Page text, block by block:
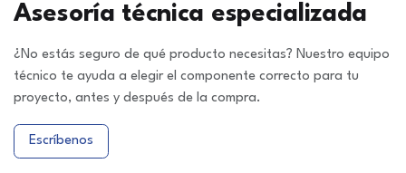
Asesoría técnica especializada
¿No estás seguro de qué producto necesitas? Nuestro equipo
técnico te ayuda a elegir el componente correcto para tu
proyecto, antes y después de la compra.
Escríbenos